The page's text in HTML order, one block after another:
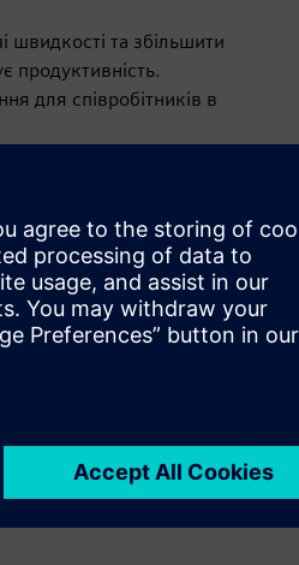
та збільшити
продуктивність.
для співробітників в
медичної техніки.
індивідуальні
результати.